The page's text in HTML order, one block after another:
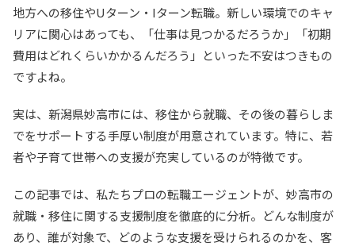
地方への移住やUターン・Iターン転職。新しい環境でのキャ
リアに関心はあっても、「仕事は見つかるだろうか」「初期
費用はどれくらいかかるんだろう」といった不安はつきもの
ですよね。
実は、新潟県妙高市には、移住から就職、その後の暮らしま
でをサポートする手厚い制度が用意されています。特に、若
者や子育て世帯への支援が充実しているのが特徴です。
この記事では、私たちプロの転職エージェントが、妙高市の
就職・移住に関する支援制度を徹底的に分析。どんな制度が
あり、誰が対象で、どのような支援を受けられるのかを、客